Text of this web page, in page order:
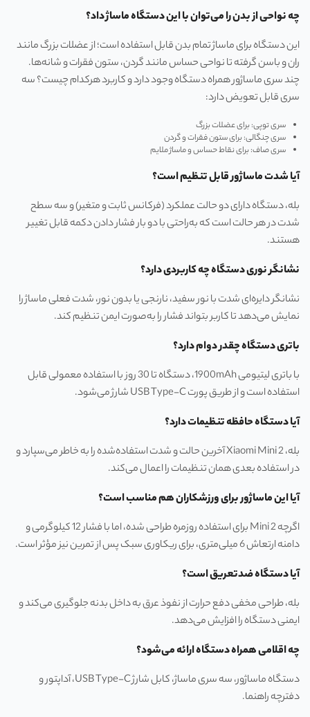
چه نواحی از بدن را می‌توان با این دستگاه ماساژ داد؟
این دستگاه برای ماساژ تمام بدن قابل استفاده است؛ از عضلات بزرگ مانند
ران و باسن گرفته تا نواحی حساس مانند گردن، ستون فقرات و شانه‌ها.
چند سری ماساژور همراه دستگاه وجود دارد و کاربرد هرکدام چیست؟ سه
سری قابل تعویض دارد:
سری توپی: برای عضلات بزرگ
سری چنگالی: برای ستون فقرات و گردن
سری صاف: برای نقاط حساس و ماساژ ملایم
آیا شدت ماساژور قابل تنظیم است؟
بله، دستگاه دارای دو حالت عملکرد (فرکانس ثابت و متغیر) و سه سطح
شدت در هر حالت است که به‌راحتی با دو بار فشار دادن دکمه قابل تغییر
هستند.
نشانگر نوری دستگاه چه کاربردی دارد؟
نشانگر دایره‌ای شدت با نور سفید، نارنجی یا بدون نور، شدت فعلی ماساژ را
نمایش می‌دهد تا کاربر بتواند فشار را به‌صورت ایمن تنظیم کند.
باتری دستگاه چقدر دوام دارد؟
با باتری لیتیومی 1900mAh، دستگاه تا 30 روز با استفاده معمولی قابل
استفاده است و از طریق پورت USB Type-C شارژ می‌شود.
آیا دستگاه حافظه تنظیمات دارد؟
بله، Xiaomi Mini 2 آخرین حالت و شدت استفاده‌شده را به خاطر می‌سپارد و
در استفاده بعدی همان تنظیمات را اعمال می‌کند.
آیا این ماساژور برای ورزشکاران هم مناسب است؟
اگرچه Mini 2 برای استفاده روزمره طراحی شده، اما با فشار 12 کیلوگرمی و
دامنه ارتعاش 6 میلی‌متری، برای ریکاوری سبک پس از تمرین نیز مؤثر است.
آیا دستگاه ضدتعریق است؟
بله، طراحی مخفی دفع حرارت از نفوذ عرق به داخل بدنه جلوگیری می‌کند و
ایمنی دستگاه را افزایش می‌دهد.
چه اقلامی همراه دستگاه ارائه می‌شود؟
دستگاه ماساژور، سه سری ماساژ، کابل شارژ USB Type-C، آداپتور و
دفترچه راهنما.